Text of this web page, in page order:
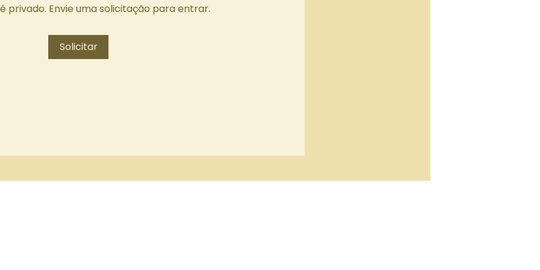
privado. Envie uma solicitação para entrar.
Solicitar